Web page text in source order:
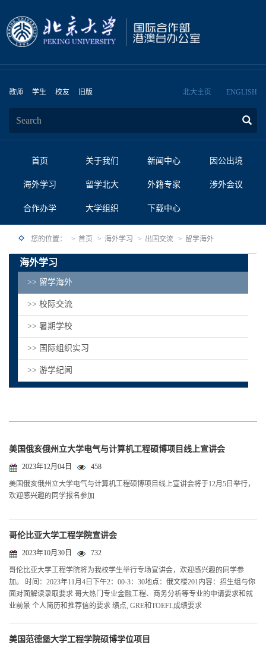
教师 学生 校友 旧版 北大主页 ENGLISH
首页 关于我们 新闻中心 因公出境
海外学习 留学北大 外籍专家 涉外会议
合作办学 大学组织 下载中心
您的位置： 首页 海外学习 出国交流 留学海外
海外学习
>> 留学海外
>> 校际交流
>> 暑期学校
>> 国际组织实习
>> 游学纪闻
美国俄亥俄州立大学电气与计算机工程硕博项目线上宣讲会
2023年12月04日 458
美国俄亥俄州立大学电气与计算机工程硕博项目线上宣讲会将于12月5日举行，
欢迎感兴趣的同学报名参加
哥伦比亚大学工程学院宣讲会
2023年10月30日 732
哥伦比亚大学工程学院将为我校学生举行专场宣讲会，欢迎感兴趣的同学参
加。 时间：2023年11月4日下午2：00-3：30地点：俄文楼201内容：招生组与你
面对面解读录取要求 哥大热门专业金融工程、商务分析等专业的申请要求和就
业前景 个人简历和推荐信的要求 绩点, GRE和TOEFL成绩要求
美国范德堡大学工程学院硕博学位项目